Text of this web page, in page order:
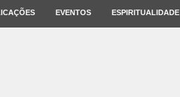
EVENTOS ESPIRITUALIDADE